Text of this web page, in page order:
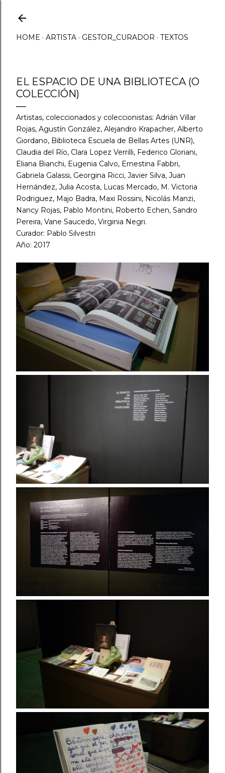
HOME ARTISTA GESTOR_CURADOR TEXTOS
EL ESPACIO DE UNA BIBLIOTECA (O
COLECCIÓN)
Artistas, coleccionados y coleccionistas: Adrián Villar
Rojas, Agustín González, Alejandro Krapacher, Alberto
Giordano, Biblioteca Escuela de Bellas Artes (UNR),
Claudia del Río, Clara Lopez Verrilli, Federico Gloriani,
Eliana Bianchi, Eugenia Calvo, Ernestina Fabbri,
Gabriela Galassi, Georgina Ricci, Javier Silva, Juan
Hernández, Julia Acosta, Lucas Mercado, M. Victoria
Rodriguez, Majo Badra, Maxi Rossini, Nicolás Manzi,
Nancy Rojas, Pablo Montini, Roberto Echen, Sandro
Pereira, Vane Saucedo, Virginia Negri.
Curador: Pablo Silvestri
Año: 2017